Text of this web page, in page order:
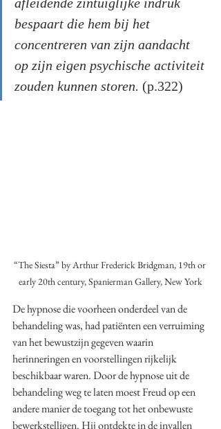
bespaart die hem bij het
concentreren van zijn aandacht
op zijn eigen psychische activiteit
zouden kunnen storen. (p.322)
“The Siesta” by Arthur Frederick Bridgman, 19th or
early 20th century, Spanierman Gallery, New York
De hypnose die voorheen onderdeel van de
behandeling was, had patiënten een verruiming
van het bewustzijn gegeven waarin
herinneringen en voorstellingen rijkelijk
beschikbaar waren. Door de hypnose uit de
behandeling weg te laten moest Freud op een
andere manier de toegang tot het onbewuste
bewerkstelligen. Hij ontdekte in de invallen